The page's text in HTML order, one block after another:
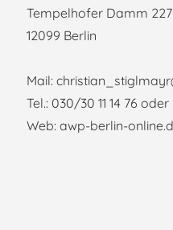
Tempelhofer Damm 227
12099 Berlin
Mail:
Tel.: 030/30 11 14 76 oder
Web: awp-berlin-